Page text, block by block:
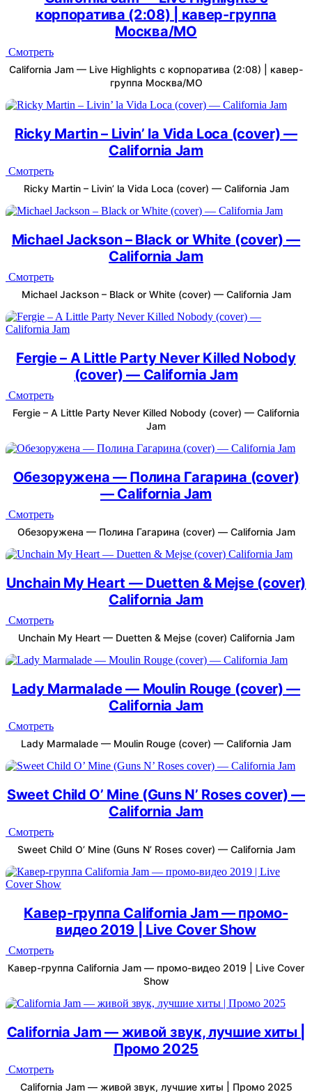
корпоратива (2:08) | кавер-группа
Москва/МО
Смотреть
California Jam — Live Highlights с корпоратива (2:08) | кавер-
группа Москва/МО
Ricky Martin – Livin’ la Vida Loca (cover) —
California Jam
Смотреть
Ricky Martin – Livin’ la Vida Loca (cover) — California Jam
Michael Jackson – Black or White (cover) —
California Jam
Смотреть
Michael Jackson – Black or White (cover) — California Jam
Fergie – A Little Party Never Killed Nobody
(cover) — California Jam
Смотреть
Fergie – A Little Party Never Killed Nobody (cover) — California
Jam
Обезоружена — Полина Гагарина (cover)
— California Jam
Смотреть
Обезоружена — Полина Гагарина (cover) — California Jam
Unchain My Heart — Duetten & Mejse (cover)
California Jam
Смотреть
Unchain My Heart — Duetten & Mejse (cover) California Jam
Lady Marmalade — Moulin Rouge (cover) —
California Jam
Смотреть
Lady Marmalade — Moulin Rouge (cover) — California Jam
Sweet Child O’ Mine (Guns N’ Roses cover) —
California Jam
Смотреть
Sweet Child O’ Mine (Guns N’ Roses cover) — California Jam
Кавер-группа California Jam — промо-
видео 2019 | Live Cover Show
Смотреть
Кавер-группа California Jam — промо-видео 2019 | Live Cover
Show
California Jam — живой звук, лучшие хиты |
Промо 2025
Смотреть
California Jam — живой звук, лучшие хиты | Промо 2025